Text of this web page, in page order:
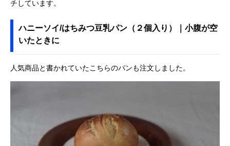
チしています。
ハニーソイ/はちみつ豆乳パン（２個入り）｜小腹が空
いたときに
人気商品と書かれていたこちらのパンも注文しました。